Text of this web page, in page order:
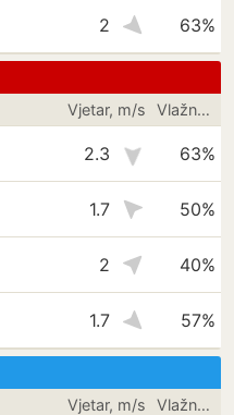
2 63%
Vjetar, m/s Vlažnost
2.3 63%
1.7 50%
2 40%
1.7 57%
Vjetar, m/s Vlažnost